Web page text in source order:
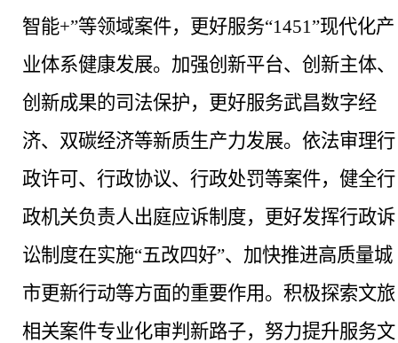
智能+”等领域案件，更好服务“1451”现代化产
业体系健康发展。加强创新平台、创新主体、
创新成果的司法保护，更好服务武昌数字经
济、双碳经济等新质生产力发展。依法审理行
政许可、行政协议、行政处罚等案件，健全行
政机关负责人出庭应诉制度，更好发挥行政诉
讼制度在实施“五改四好”、加快推进高质量城
市更新行动等方面的重要作用。积极探索文旅
相关案件专业化审判新路子，努力提升服务文